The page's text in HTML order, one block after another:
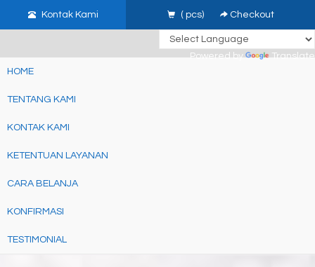
{'user_id': 'USER_ID'}); //
page contents
Kontak Kami ( pcs) Checkout
Powered by
Translate
HOME
TENTANG KAMI
KONTAK KAMI
KETENTUAN LAYANAN
CARA BELANJA
KONFIRMASI
TESTIMONIAL